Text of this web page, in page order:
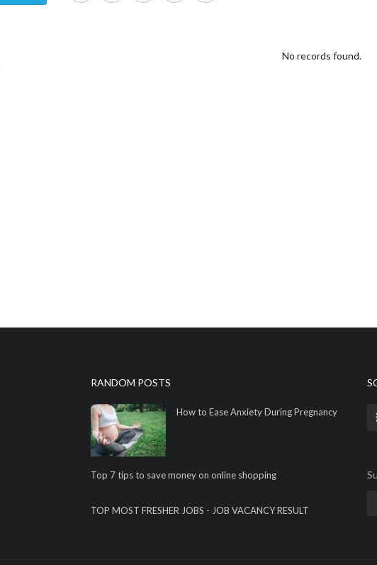
No records found.
RANDOM POSTS
How to Ease Anxiety During Pregnancy
Top 7 tips to save money on online shopping
TOP MOST FRESHER JOBS - JOB VACANCY RESULT